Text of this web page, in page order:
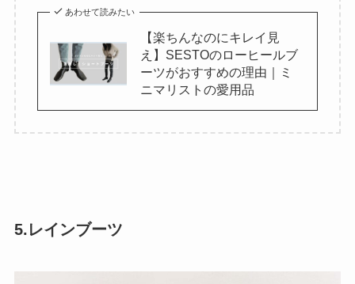
あわせて読みたい
【楽ちんなのにキレイ見
え】SESTOのローヒールブ
ーツがおすすめの理由｜ミ
ニマリストの愛用品
5.レインブーツ